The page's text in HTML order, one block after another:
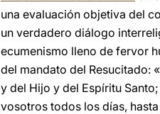
una evaluación objetiva del
un verdadero diálogo
ecumenismo lleno de fervor
del mandato del Resucitado:
y del Hijo y del Espíritu
vosotros todos los días,